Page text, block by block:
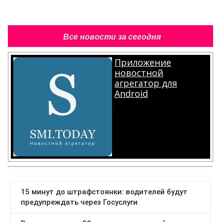
Все новости за сегодня
Приложение
новостной
агрегатор для
Android
.